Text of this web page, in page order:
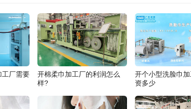
工厂需要
开棉柔巾加工厂的利润怎么
样?
开个小型洗脸巾
资多少